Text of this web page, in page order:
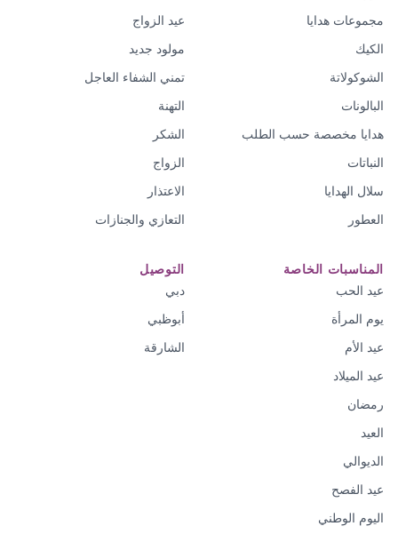
مجموعات هدايا
الكيك
الشوكولاتة
البالونات
هدايا مخصصة حسب الطلب
النباتات
سلال الهدايا
العطور
عيد الزواج
مولود جديد
تمني الشفاء العاجل
التهنة
الشكر
الزواج
الاعتذار
التعازي والجنازات
المناسبات الخاصة
عيد الحب
يوم المرأة
عيد الأم
عيد الميلاد
رمضان
العيد
الديوالي
عيد الفصح
اليوم الوطني
التوصيل
دبي
أبوظبي
الشارقة